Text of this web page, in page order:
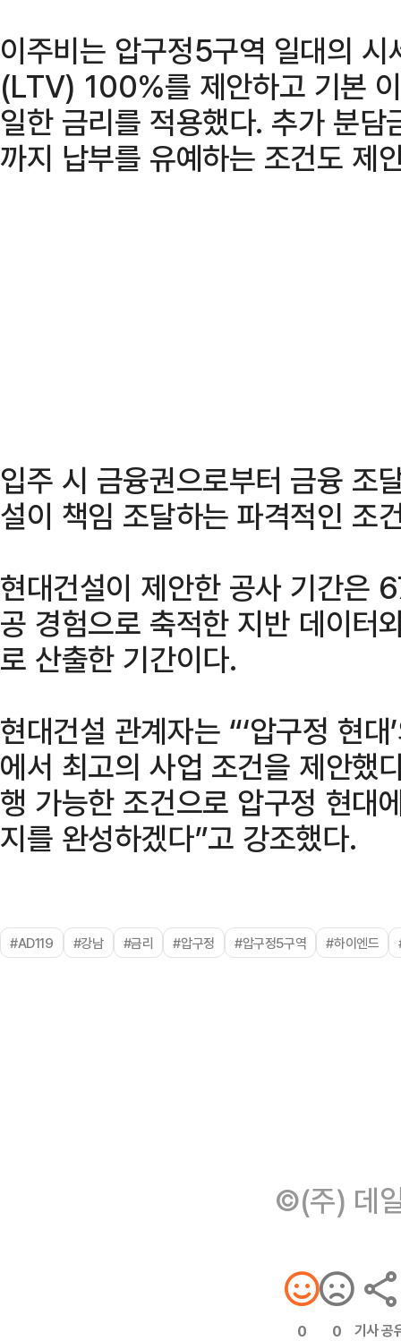
이주비는 압구정5구역 일대의
(LTV) 100%를 제안하고 기본
일한 금리를 적용했다. 추가 분
까지 납부를 유예하는 조건도 제
입주 시 금융권으로부터 금융 조
설이 책임 조달하는 파격적인 조
현대건설이 제안한 공사 기간은
공 경험으로 축적한 지반 데이터
로 산출한 기간이다.
현대건설 관계자는 “‘압구정 현
에서 최고의 사업 조건을 제안했
행 가능한 조건으로 압구정 현대
지를 완성하겠다”고 강조했다.
#AD119 #강남 #금리 #압구정 #압구정5구역 #하이엔드
©(주) 데
0 0 기사 공